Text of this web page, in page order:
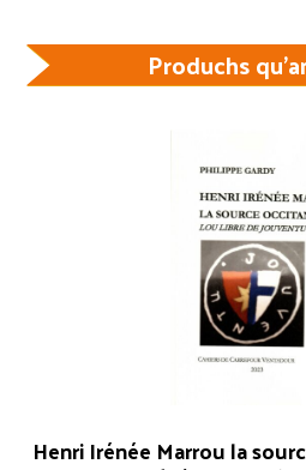
Produchs
Henri Irénée Marrou la